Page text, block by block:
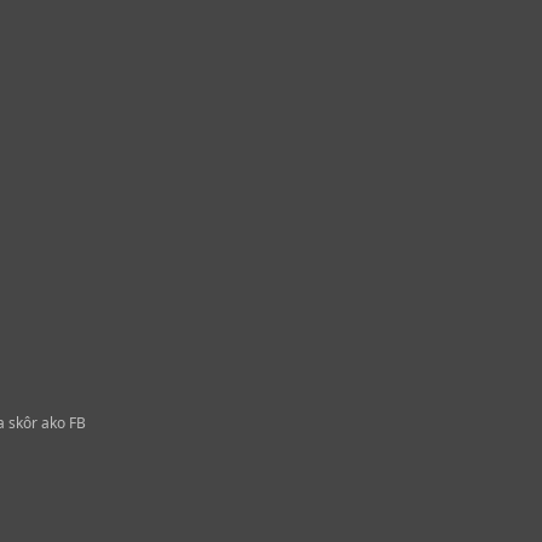
ako FB